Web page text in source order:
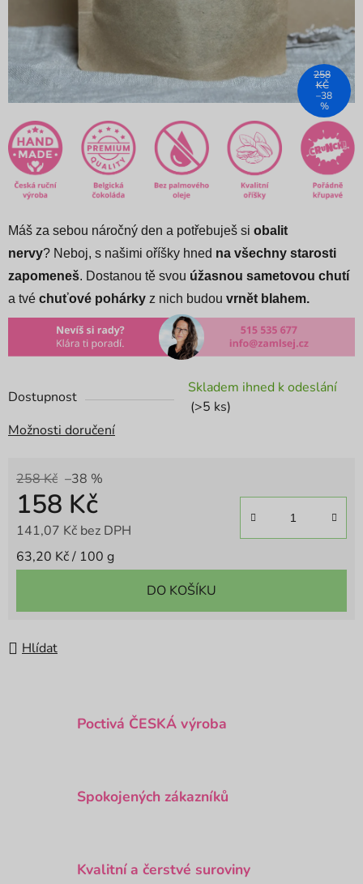
Máš za sebou náročný den a potřebuješ si obalit
nervy? Neboj, s našimi oříšky hned na všechny starosti
zapomeneš. Dostanou tě svou úžasnou sametovou chutí
a tvé chuťové pohárky z nich budou vrnět blahem.
Dostupnost
Skladem ihned k odeslání
(>5 ks)
Možnosti doručení
258 Kč –38 %
158 Kč
141,07 Kč bez DPH
Měrná cena:
63,20 Kč / 100 g
DO KOŠÍKU
Hlídat
258
KČ
–38
%
Poctivá ČESKÁ výroba
Spokojených zákazníků
Kvalitní a čerstvé suroviny